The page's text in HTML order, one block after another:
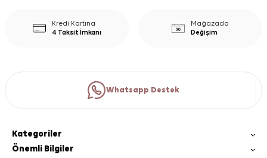
Kredi Kartına
4 Taksit İmkanı
Mağazada
Değişim
Whatsapp Destek
Kategoriler
Önemli Bilgiler